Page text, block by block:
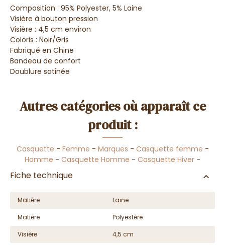
Composition : 95% Polyester, 5% Laine
Visière à bouton pression
Visière : 4,5 cm environ
Coloris : Noir/Gris
Fabriqué en Chine
Bandeau de confort
Doublure satinée
Autres catégories où apparaît ce
produit :
Casquette - Femme - Marques - Casquette femme -
Homme - Casquette Homme - Casquette Hiver -
Fiche technique
Matière
Laine
Matière
Polyestère
Visière
4,5 cm